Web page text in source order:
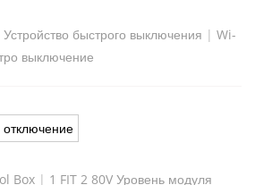
быстрого выключения | Wi-
выключение
отключение
Box | 1 FIT 2 80V Уровень модуля